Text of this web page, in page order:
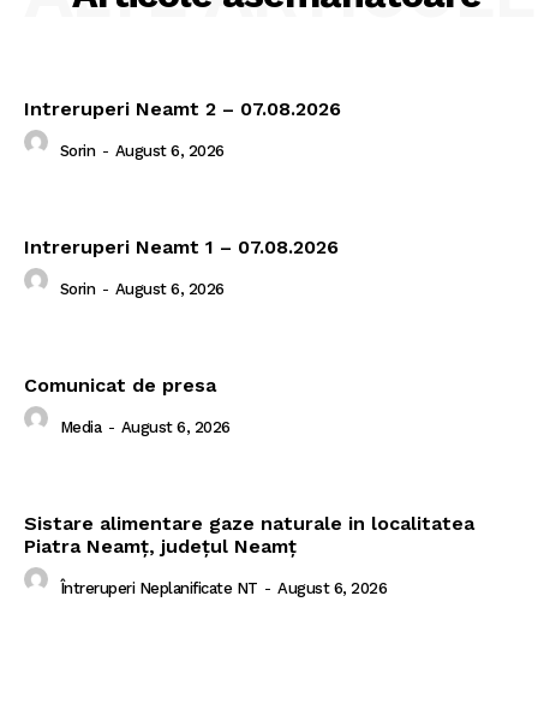
Intreruperi Neamt 2 – 07.08.2026
Sorin - August 6, 2026
Intreruperi Neamt 1 – 07.08.2026
Sorin - August 6, 2026
Comunicat de presa
Media - August 6, 2026
Sistare alimentare gaze naturale in localitatea
Piatra Neamț, județul Neamț
Întreruperi Neplanificate NT - August 6, 2026